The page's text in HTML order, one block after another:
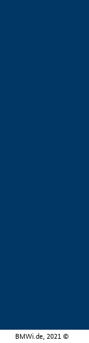
BMWi.de, 2021 ©